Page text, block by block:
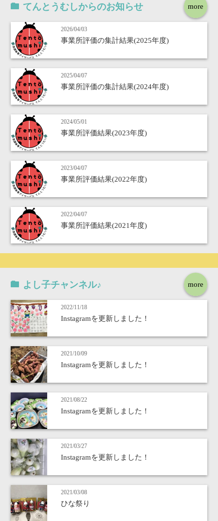
more
てんとうむしからのお知らせ
2026/04/03
事業所評価の集計結果(2025年度)
2025/04/07
事業所評価の集計結果(2024年度)
2024/05/01
事業所評価結果(2023年度)
2023/04/07
事業所評価結果(2022年度)
2022/04/07
事業所評価結果(2021年度)
more
よし子チャンネル♪
2022/11/18
Instagramを更新しました！
2021/10/09
Instagramを更新しました！
2021/08/22
Instagramを更新しました！
2021/03/27
Instagramを更新しました！
2021/03/08
ひな祭り